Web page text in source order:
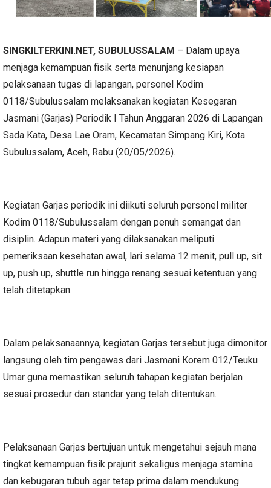
SINGKILTERKINI.NET, SUBULUSSALAM – Dalam upaya
menjaga kemampuan fisik serta menunjang kesiapan
pelaksanaan tugas di lapangan, personel Kodim
0118/Subulussalam melaksanakan kegiatan Kesegaran
Jasmani (Garjas) Periodik I Tahun Anggaran 2026 di Lapangan
Sada Kata, Desa Lae Oram, Kecamatan Simpang Kiri, Kota
Subulussalam, Aceh, Rabu (20/05/2026).
Kegiatan Garjas periodik ini diikuti seluruh personel militer
Kodim 0118/Subulussalam dengan penuh semangat dan
disiplin. Adapun materi yang dilaksanakan meliputi
pemeriksaan kesehatan awal, lari selama 12 menit, pull up, sit
up, push up, shuttle run hingga renang sesuai ketentuan yang
telah ditetapkan.
Dalam pelaksanaannya, kegiatan Garjas tersebut juga dimonitor
langsung oleh tim pengawas dari Jasmani Korem 012/Teuku
Umar guna memastikan seluruh tahapan kegiatan berjalan
sesuai prosedur dan standar yang telah ditentukan.
Pelaksanaan Garjas bertujuan untuk mengetahui sejauh mana
tingkat kemampuan fisik prajurit sekaligus menjaga stamina
dan kebugaran tubuh agar tetap prima dalam mendukung